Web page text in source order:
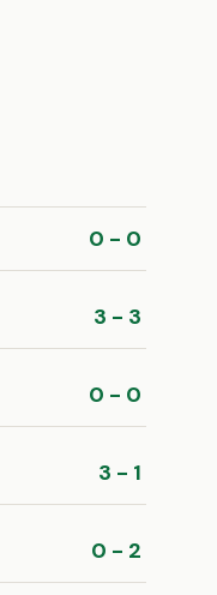
0 - 0
3 - 3
0 - 0
3 - 1
0 - 2